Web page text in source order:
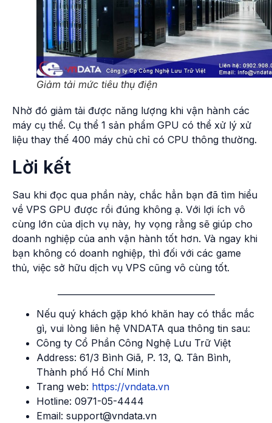
Giảm tải mức tiêu thụ điện
Nhờ đó giảm tải được năng lượng khi vận hành các
máy cụ thể. Cụ thể 1 sản phẩm GPU có thể xử lý xử
liệu thay thế 400 máy chủ chỉ có CPU thông thường.
Lời kết
Sau khi đọc qua phần này, chắc hẳn bạn đã tìm hiểu
về VPS GPU được rồi đúng không ạ. Với lợi ích vô
cùng lớn của dịch vụ này, hy vọng rằng sẽ giúp cho
doanh nghiệp của anh vận hành tốt hơn. Và ngay khi
bạn không có doanh nghiệp, thì đối với các game
thủ, việc sở hữu dịch vụ VPS cũng vô cùng tốt.
Nếu quý khách gặp khó khăn hay có thắc mắc
gì, vui lòng liên hệ VNDATA qua thông tin sau:
Công ty Cổ Phần Công Nghệ Lưu Trữ Việt
Address: 61/3 Bình Giã, P. 13, Q. Tân Bình,
Thành phố Hồ Chí Minh
Trang web: https://vndata.vn
Hotline: 0971-05-4444
Email: support@vndata.vn